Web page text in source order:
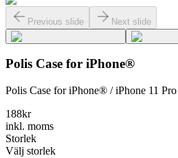
Previous slide Next slide
Polis Case for iPhone®
Polis Case for iPhone® / iPhone 11 Pro
188kr
inkl. moms
Storlek
Välj storlek